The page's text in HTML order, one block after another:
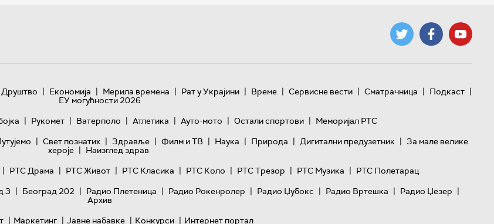
Друштво | Економија | Мерила времена | Рат у Украјини | Време | Сервисне вести | Сматрачница | Подкаст |
ЕУ могућности 2026
| Рукомет | Ватерполо | Атлетика | Ауто-мото | Остали спортови | Меморијал РТС
| Свет познатих | Здравље | Филм и ТВ | Наука | Природа | Дигитални предузетник | За мале велике
хероје | Наизглед здрав
| РТС Драма | РТС Живот | РТС Класика | РТС Коло | РТС Трезор | РТС Музика | РТС Полетарац
3 | Београд 202 | Радио Плетеница | Радио Рокенролер | Радио Џубокс | Радио Вртешка | Радио Џезер |
Архив
| Маркетинг | Јавне набавке | Конкурси | Интернет портал